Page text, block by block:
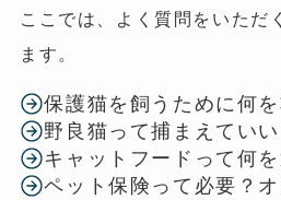
ここでは、よく質問をいただ
ます。
保護猫を飼うために何
野良猫って捕まえていい
キャットフードって何
ペット保険って必要？オ